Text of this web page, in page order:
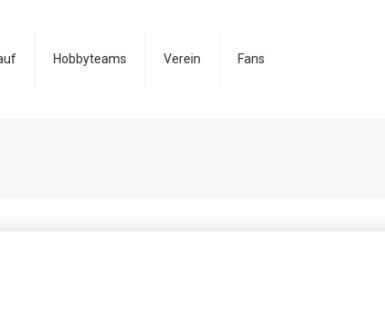
Hobbyteams Verein Fans